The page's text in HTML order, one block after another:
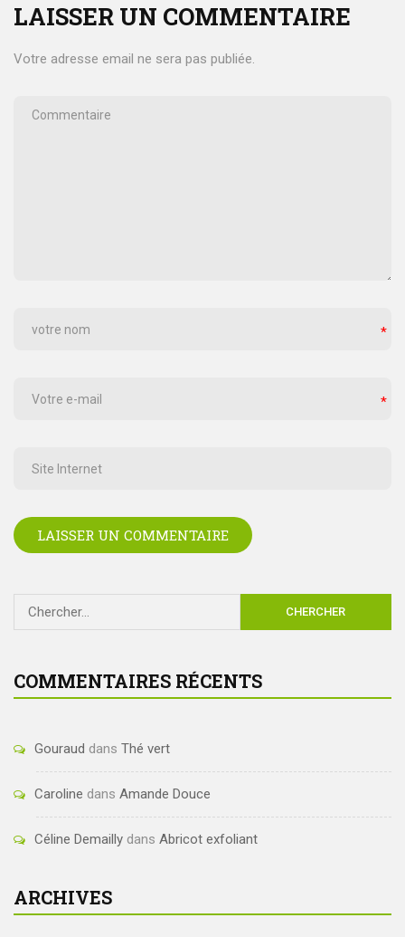
CHERCHER
COMMENTAIRES RÉCENTS
Gouraud dans Thé vert
Caroline dans Amande Douce
Céline Demailly dans Abricot exfoliant
ARCHIVES
LAISSER UN COMMENTAIRE
Votre adresse email ne sera pas publiée.
*
*